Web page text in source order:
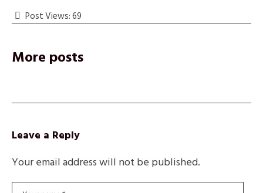
Post Views:69
More posts
Leave a Reply
Your email address will not be published.